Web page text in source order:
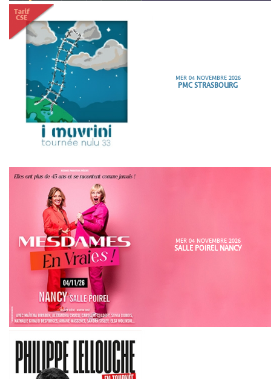
MER 04 NOVEMBRE 2026
PMC STRASBOURG
MER 04 NOVEMBRE 2026
SALLE POIREL NANCY